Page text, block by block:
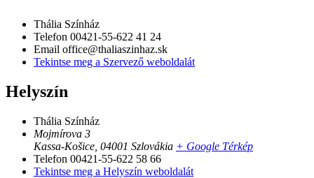
Thália Színház
Telefon 00421-55-622 41 24
Email office@thaliaszinhaz.sk
Tekintse meg a Szervező weboldalát
Helyszín
Thália Színház
Mojmírova 3
Kassa-Košice 04001 Szlovákia + Google Térkép
Telefon 00421-55-622 58 66
Tekintse meg a Helyszín weboldalát